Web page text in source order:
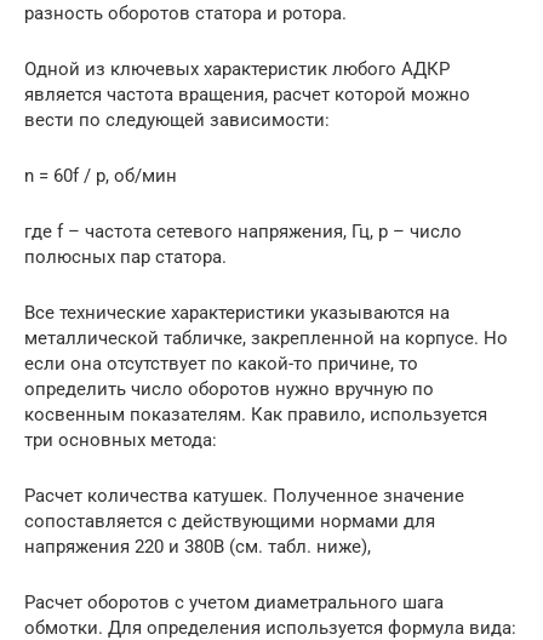
разность оборотов статора и ротора.
Одной из ключевых характеристик любого АДКР
является частота вращения, расчет которой можно
вести по следующей зависимости:
n = 60f / p, об/мин
где f – частота сетевого напряжения, Гц, р – число
полюсных пар статора.
Все технические характеристики указываются на
металлической табличке, закрепленной на корпусе. Но
если она отсутствует по какой-то причине, то
определить число оборотов нужно вручную по
косвенным показателям. Как правило, используется
три основных метода:
Расчет количества катушек. Полученное значение
сопоставляется с действующими нормами для
напряжения 220 и 380В (см. табл. ниже),
Расчет оборотов с учетом диаметрального шага
обмотки. Для определения используется формула вида: